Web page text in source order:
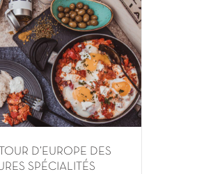
D’EUROPE DES
SPÉCIALITÉS